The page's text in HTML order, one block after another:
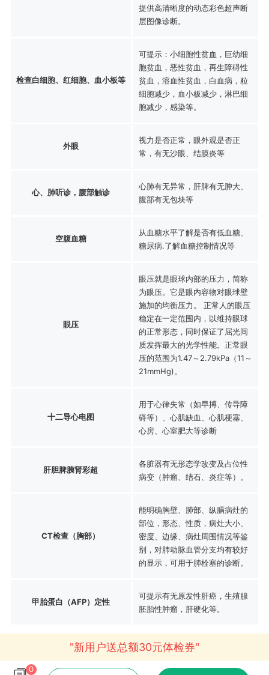
提供高清晰度的动态彩色超声断
层图像诊断。
检查白细胞、红细胞、血小板等
可提示：小细胞性贫血，巨幼细
胞贫血，恶性贫血，再生障碍性
贫血，溶血性贫血，白血病，粒
细胞减少，血小板减少，淋巴细
胞减少，感染等。
外眼
视力是否正常，眼外观是否正
常，有无沙眼、结膜炎等
心、肺听诊，腹部触诊
心肺有无异常，肝脾有无肿大、
腹部有无包块等
空腹血糖
从血糖水平了解是否有低血糖、
糖尿病.了解血糖控制情况等
眼压
眼压就是眼球内部的压力，简称
为眼压。它是眼内容物对眼球壁
施加的均衡压力。 正常人的眼压
稳定在一定范围内，以维持眼球
的正常形态，同时保证了屈光间
质发挥最大的光学性能。正常眼
压的范围为1.47～2.79kPa（11～
21mmHg)。
十二导心电图
用于心律失常（如早搏、传导障
碍等）、心肌缺血、心肌梗塞、
心房、心室肥大等诊断
肝胆脾胰肾彩超
各脏器有无形态学改变及占位性
病变（肿瘤、结石、炎症等）。
CT检查（胸部）
能明确胸壁、肺部、纵膈病灶的
部位，形态、性质，病灶大小、
密度、边缘、病灶周围情况等鉴
别，对肺动脉血管分支均有较好
的显示，可用于肺栓塞的诊断。
甲胎蛋白（AFP）定性
可提示有无原发性肝癌，生殖腺
胚胎性肿瘤，肝硬化等。
"新用户送总额30元体检券"
0